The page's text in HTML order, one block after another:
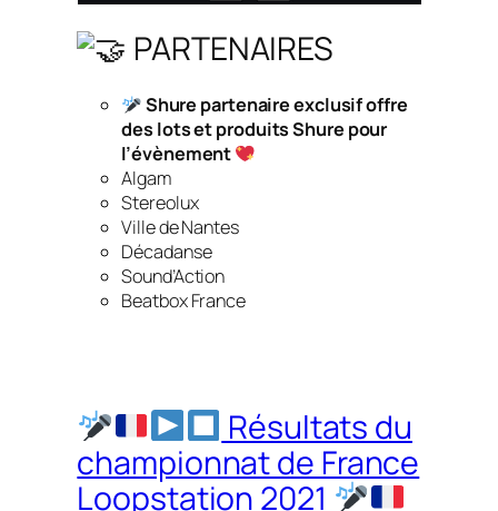
PARTENAIRES
Shure partenaire exclusif offre
des lots et produits Shure pour
l’évènement
Algam
Stereolux
Ville de Nantes
Décadanse
Sound’Action
Beatbox France
Résultats du
championnat de France
Loopstation 2021